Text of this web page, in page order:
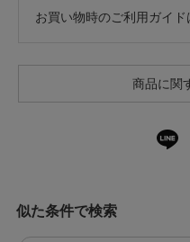
お買い物時のご利用ガイド
商品に関
似た条件で検索